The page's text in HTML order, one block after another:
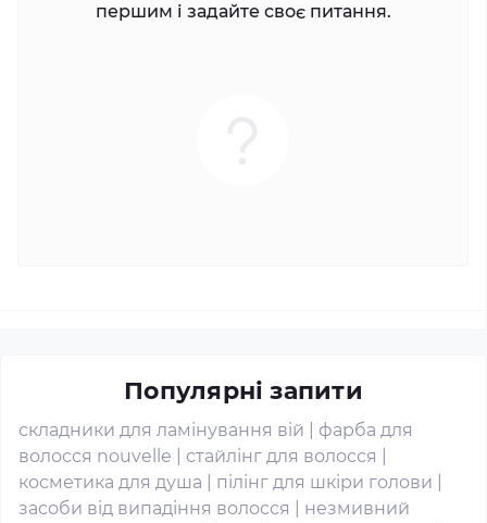
першим і задайте своє питання.
Популярні запити
складники для ламінування вій
фарба для
волосся nouvelle
стайлінг для волосся
косметика для душа
пілінг для шкіри голови
засоби від випадіння волосся
незмивний